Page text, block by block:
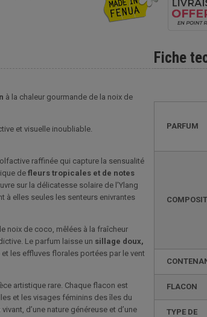
Fiche
PARFUM
FLACON
TYPE DE
à la chaleur gourmande de la noix de
et visuelle inoubliable.
raffinée qui capture la sensualité
de fleurs tropicales et de notes
sur la délicatesse solaire de l’Ylang
à elles seules les senteurs enivrantes
noix de coco, mêlées à la fraîcheur
Le parfum laisse un sillage doux,
les effluves florales portées par le vent
artistique rare. Chaque flacon est
et les visages féminins des îles du
d’une nature généreuse et d’une